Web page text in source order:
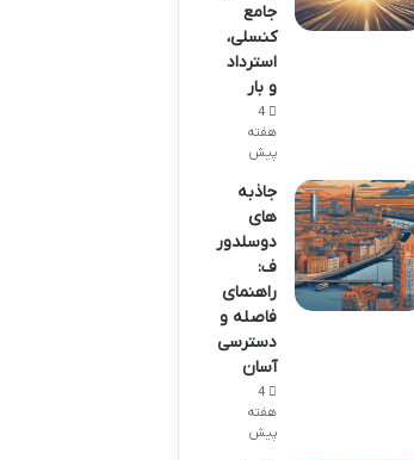
جامع
کنسلی،
استرداد
و بار
4
هفته
پیش
جاذبه
های
دوسلدور
ف:
راهنمای
فاصله و
دسترسی
آسان
4
هفته
پیش